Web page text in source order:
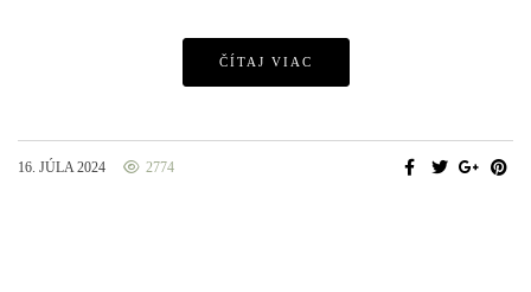
ČÍTAJ VIAC
16. JÚLA 2024 2774